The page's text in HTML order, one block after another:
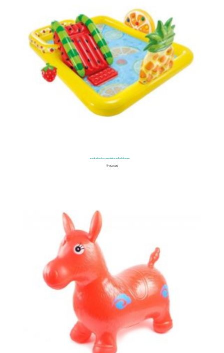
Resbalador Acuático Inflable Intex
$442.900